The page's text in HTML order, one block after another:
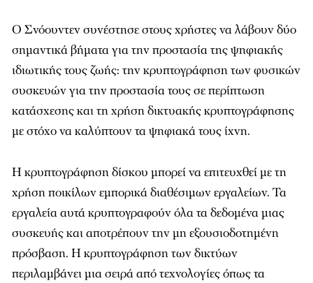
Ο Σνόουντεν συνέστησε στους χρήστες να λάβουν δύο
σημαντικά βήματα για την προστασία της ψηφιακής
ιδιωτικής τους ζωής: την κρυπτογράφηση των φυσικών
συσκευών για την προστασία τους σε περίπτωση
κατάσχεσης και τη χρήση δικτυακής κρυπτογράφησης
με στόχο να καλύπτουν τα ψηφιακά τους ίχνη.
Η κρυπτογράφηση δίσκου μπορεί να επιτευχθεί με τη
χρήση ποικίλων εμπορικά διαθέσιμων εργαλείων. Τα
εργαλεία αυτά κρυπτογραφούν όλα τα δεδομένα μιας
συσκευής και αποτρέπουν την μη εξουσιοδοτημένη
πρόσβαση. Η κρυπτογράφηση των δικτύων
περιλαμβάνει μια σειρά από τεχνολογίες όπως τα